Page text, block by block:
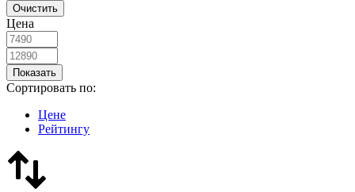
Цена
Сортировать по:
Цене
Рейтингу